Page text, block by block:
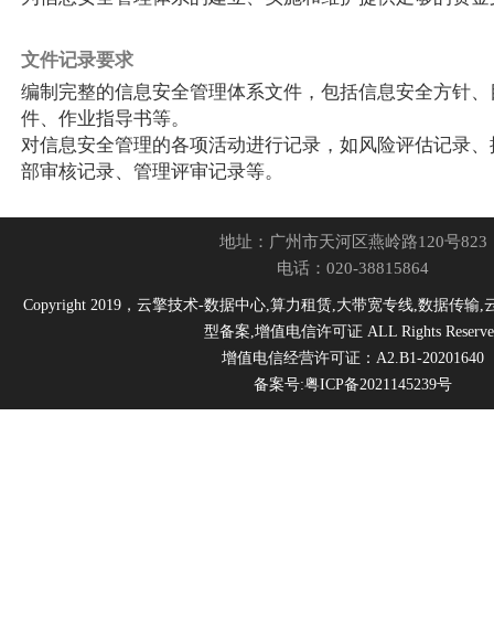
文件记录要求
编制完整的信息安全管理体系文件，包括信息安全方针
件、作业指导书等。
对信息安全管理的各项活动进行记录，如风险评估记录
部审核记录、管理评审记录等。
地址：广州市天河区燕岭路120号823
电话：020-38815864
Copyright 2019，云擎技术-数据中心,算力租赁,大带宽专线,数据传输,
型备案,增值电信许可证 ALL Rights
增值电信经营许可证：A2.B1-20201640
备案号:粤ICP备2021145239号